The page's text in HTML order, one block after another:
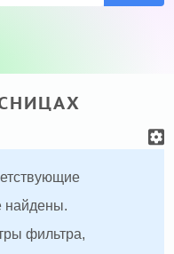
найдены.
фильтра,